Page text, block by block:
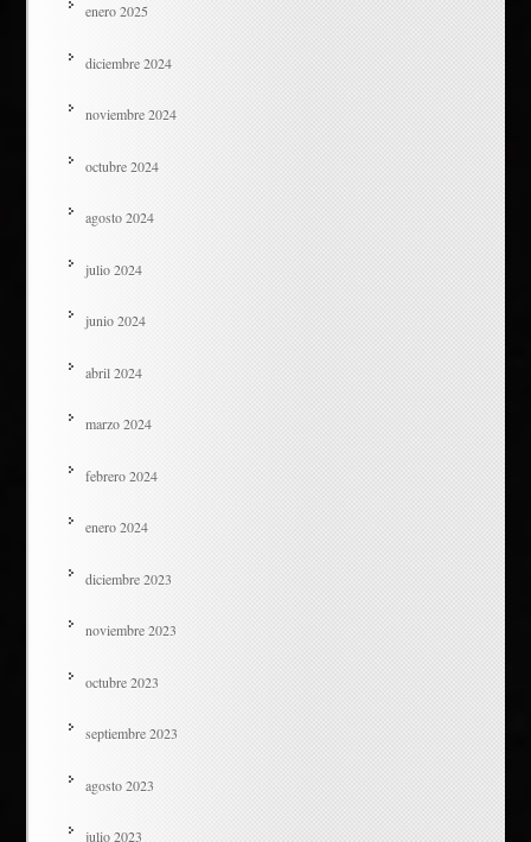
enero 2025
diciembre 2024
noviembre 2024
octubre 2024
agosto 2024
julio 2024
junio 2024
abril 2024
marzo 2024
febrero 2024
enero 2024
diciembre 2023
noviembre 2023
octubre 2023
septiembre 2023
agosto 2023
julio 2023